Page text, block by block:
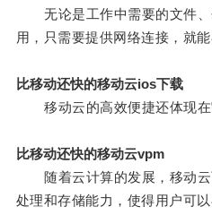
无论是工作中需要的文件、
用，只需要提供网络连接，就
比移动还快的移动云ios下载
移动云的高效便捷还体现在
比移动还快的移动云vpm
随着云计算的发展，移动云
处理和存储能力，使得用户可